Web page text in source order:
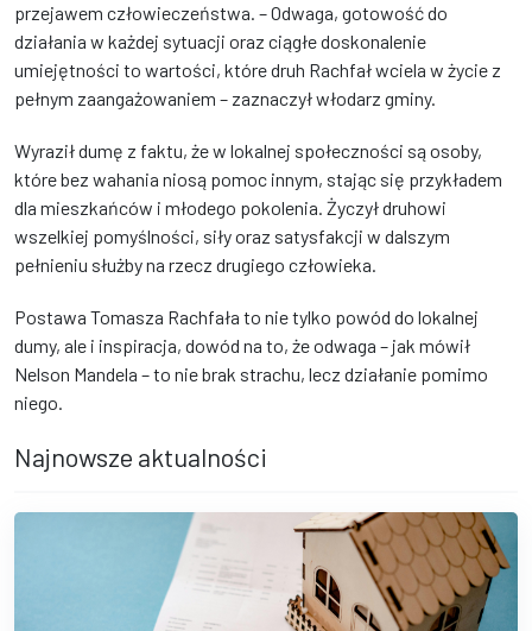
przejawem człowieczeństwa. – Odwaga, gotowość do
działania w każdej sytuacji oraz ciągłe doskonalenie
umiejętności to wartości, które druh Rachfał wciela w życie z
pełnym zaangażowaniem – zaznaczył włodarz gminy.
Wyraził dumę z faktu, że w lokalnej społeczności są osoby,
które bez wahania niosą pomoc innym, stając się przykładem
dla mieszkańców i młodego pokolenia. Życzył druhowi
wszelkiej pomyślności, siły oraz satysfakcji w dalszym
pełnieniu służby na rzecz drugiego człowieka.
Postawa Tomasza Rachfała to nie tylko powód do lokalnej
dumy, ale i inspiracja, dowód na to, że odwaga – jak mówił
Nelson Mandela – to nie brak strachu, lecz działanie pomimo
niego.
Najnowsze aktualności